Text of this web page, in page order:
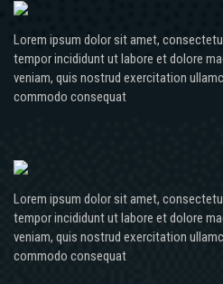
Lorem ipsum dolor sit amet,
tempor incididunt ut labore et dolore
veniam, quis nostrud exercitation
commodo consequat
Lorem ipsum dolor sit amet,
tempor incididunt ut labore et dolore
veniam, quis nostrud exercitation
commodo consequat